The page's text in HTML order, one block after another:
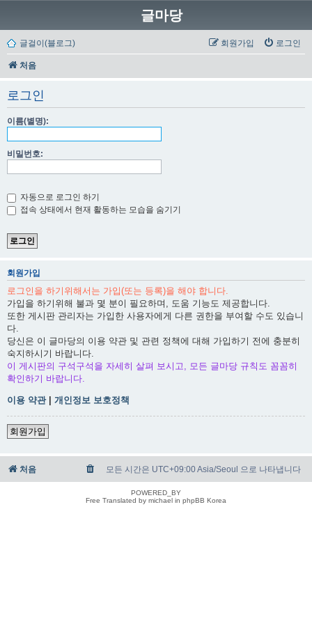
글마당
글걸이(블로그) 로그인
회원가입
처음
로그인
이름(별명):
비밀번호:
자동으로 로그인 하기
접속 상태에서 현재 활동하는 모습을 숨기기
회원가입
로그인을 하기위해서는 가입(또는 등록)을 해야 합니다.
가입을 하기위해 불과 몇 분이 필요하며, 도움 기능도 제공합니다.
또한 게시판 관리자는 가입한 사용자에게 다른 권한을 부여할 수도 있습니
다.
당신은 이 글마당의 이용 약관 및 관련 정책에 대해 가입하기 전에 충분히
숙지하시기 바랍니다.
이 게시판의 구석구석을 자세히 살펴 보시고, 모든 글마당 규칙도 꼼꼼히
확인하기 바랍니다.
이용 약관| 개인정보 보호정책
회원가입
처음 모든 시간은 UTC+09:00 Asia/Seoul 으로 나타냅니다
POWERED_BY
Free Translated by michael in phpBB Korea